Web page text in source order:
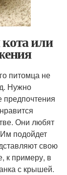
или
питомца не
Нужно
предпочтения
Они любят
Им подойдет
свою
к примеру, в
с крышей.